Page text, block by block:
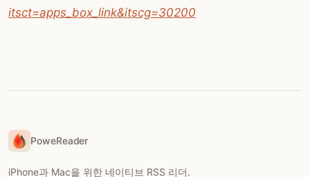
itsct=apps_box_link&itscg=30200
PoweReader
iPhone과 Mac을 위한 네이티브 RSS 리더.